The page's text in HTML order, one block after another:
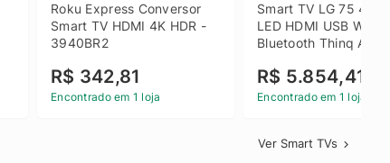
Roku Express Conversor
Smart TV HDMI 4K HDR -
3940BR2
R$ 342,81
Encontrado em 1 loja
Smart TV LG 75 4K
LED HDMI USB Wi-Fi
Bluetooth Thinq AI -
R$ 5.854,41
Encontrado em 1 loja
Ver Smart TVs